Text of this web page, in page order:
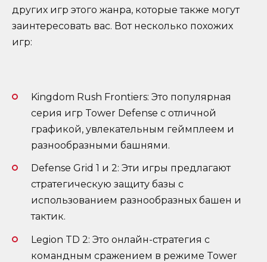
других игр этого жанра, которые также могут
заинтересовать вас. Вот несколько похожих
игр:
Kingdom Rush Frontiers: Это популярная
серия игр Tower Defense с отличной
графикой, увлекательным геймплеем и
разнообразными башнями.
Defense Grid 1 и 2: Эти игры предлагают
стратегическую защиту базы с
использованием разнообразных башен и
тактик.
Legion TD 2: Это онлайн-стратегия с
командным сражением в режиме Tower